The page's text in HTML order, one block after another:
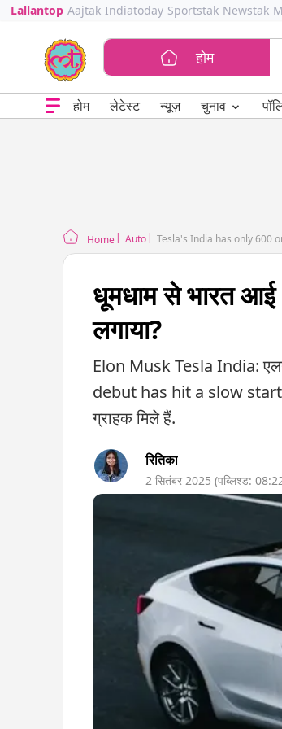
Lallantop Aajtak Indiatoday Sportstak Newstak
होम
होम लेटेस्ट न्यूज़ चुनाव ⌄
Home Auto Tesla's India has only 600
धूमधाम से भारत आई
लगाया?
Elon Musk Tesla India:
debut has hit a slow start)
ग्राहक मिले हैं.
रितिका
2 सितंबर 2025 (पब्लिश्ड: